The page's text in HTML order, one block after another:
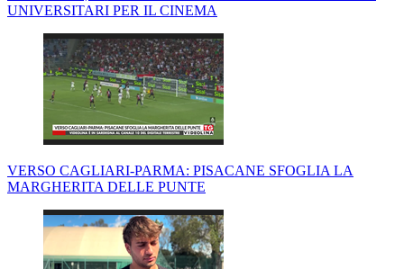
UNIVERSITARI PER IL CINEMA
VERSO CAGLIARI-PARMA: PISACANE SFOGLIA LA
MARGHERITA DELLE PUNTE